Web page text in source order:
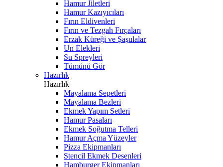
Hamur Jiletleri
Hamur Kazıyıcıları
Fırın Eldivenleri
Fırın ve Tezgah Fırçaları
Erzak Küreği ve Şaşulalar
Un Elekleri
Su Spreyleri
Tümünü Gör
Hazırlık
Hazırlık
Mayalama Sepetleri
Mayalama Bezleri
Ekmek Yapım Setleri
Hamur Pasaları
Ekmek Soğutma Telleri
Hamur Açma Yüzeyler
Pizza Ekipmanları
Stencil Ekmek Desenleri
Hamburger Ekipmanları